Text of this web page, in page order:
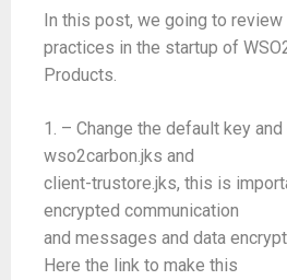
In this post, we going to
practices in the startup of
Products.
1. – Change the default key
wso2carbon.jks and
client-trustore.jks, this is
encrypted communication
and messages and data
Here the link to make this